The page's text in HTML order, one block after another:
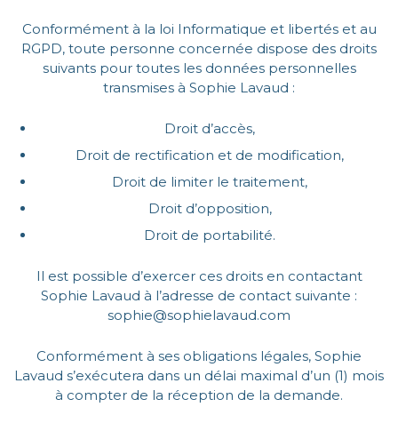
Conformément à la loi Informatique et libertés et au
RGPD, toute personne concernée dispose des droits
suivants pour toutes les données personnelles
transmises à Sophie Lavaud :
Droit d’accès,
Droit de rectification et de modification,
Droit de limiter le traitement,
Droit d’opposition,
Droit de portabilité.
Il est possible d’exercer ces droits en contactant
Sophie Lavaud à l’adresse de contact suivante :
sophie@sophielavaud.com
Conformément à ses obligations légales, Sophie
Lavaud s’exécutera dans un délai maximal d’un (1) mois
à compter de la réception de la demande.